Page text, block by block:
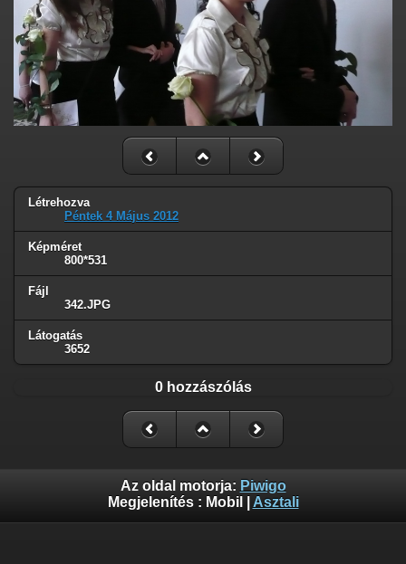
Létrehozva
Péntek 4 Május 2012
Képméret
800*531
Fájl
342.JPG
Látogatás
3652
0 hozzászólás
Az oldal motorja: Piwigo
Megjelenítés : Mobil Asztali